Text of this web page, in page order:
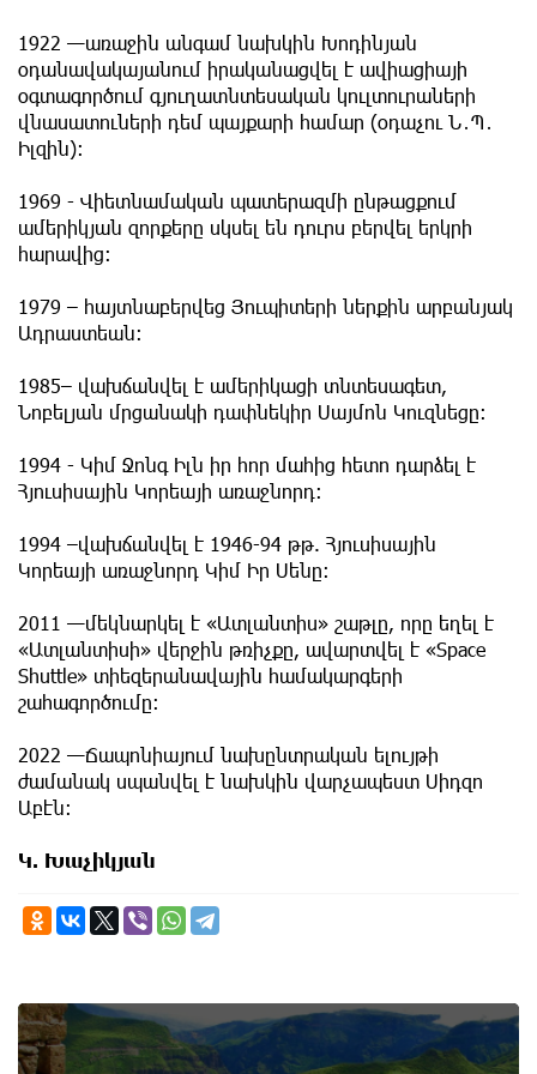
1922 —առաջին անգամ նախկին Խոդինյան
օդանավակայանում իրականացվել է ավիացիայի
օգտագործում գյուղատնտեսական կուլտուրաների
վնասատուների դեմ պայքարի համար (օդաչու Ն․Պ․
Իլզին)։
1969 - Վիետնամական պատերազմի ընթացքում
ամերիկյան զորքերը սկսել են դուրս բերվել երկրի
հարավից։
1979 – հայտնաբերվեց Յուպիտերի ներքին արբանյակ
Ադրաստեան:
1985– վախճանվել է ամերիկացի տնտեսագետ,
Նոբելյան մրցանակի դափնեկիր Սայմոն Կուզնեցը:
1994 - Կիմ Ջոնգ Իլն իր հոր մահից հետո դարձել է
Հյուսիսային Կորեայի առաջնորդ։
1994 –վախճանվել է 1946-94 թթ. Հյուսիսային
Կորեայի առաջնորդ Կիմ Իր Սենը։
2011 —մեկնարկել է «Ատլանտիս» շաթլը, որը եղել է
«Ատլանտիսի» վերջին թռիչքը, ավարտվել է «Space
Shuttle» տիեզերանավային համակարգերի
շահագործումը։
2022 —Ճապոնիայում նախընտրական ելույթի
ժամանակ սպանվել է նախկին վարչապեստ Սիդզո
Աբէն:
Կ. Խաչիկյան
7th of August